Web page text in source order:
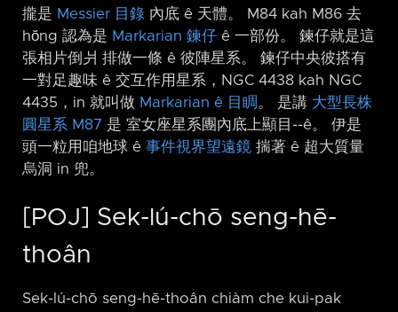
攏是 Messier 目錄 內底 ê 天體。 M84 kah M86 去
hŏng 認為是 Markarian 鍊仔 ê 一部份。 鍊仔就是這
張相片倒爿 排做一條 ê 彼陣星系。 鍊仔中央彼搭有
一對足趣味 ê 交互作用星系，NGC 4438 kah NGC
4435，in 就叫做 Markarian ê 目睭 。 是講 大型長株
圓星系 M87 是 室女座星系團內底上顯目-⁠-ê。 伊是
頭一粒用咱地球 ê 事件視界望遠鏡 揣著 ê 超大質量
烏洞 in 兜。
[POJ] Sek-lú-chō seng-hē-
thoân
Sek-lú-chō seng-hē-thoân chiàm che kui-pak